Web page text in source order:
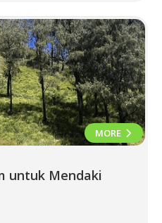
MORE
untuk Mendaki